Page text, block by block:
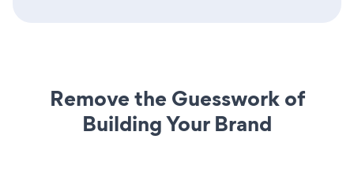
Remove the Guesswork of
Building Your Brand